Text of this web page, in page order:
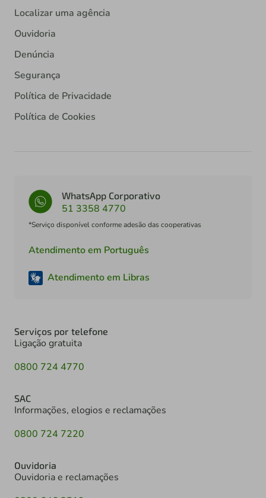
Localizar uma agência
Ouvidoria
Denúncia
Segurança
Política de Privacidade
Política de Cookies
WhatsApp Corporativo
51 3358 4770
*Serviço disponível conforme adesão das cooperativas
Atendimento em Português
Atendimento em Libras
Serviços por telefone
Ligação gratuita
0800 724 4770
SAC
Informações, elogios e reclamações
0800 724 7220
Ouvidoria
Ouvidoria e reclamações